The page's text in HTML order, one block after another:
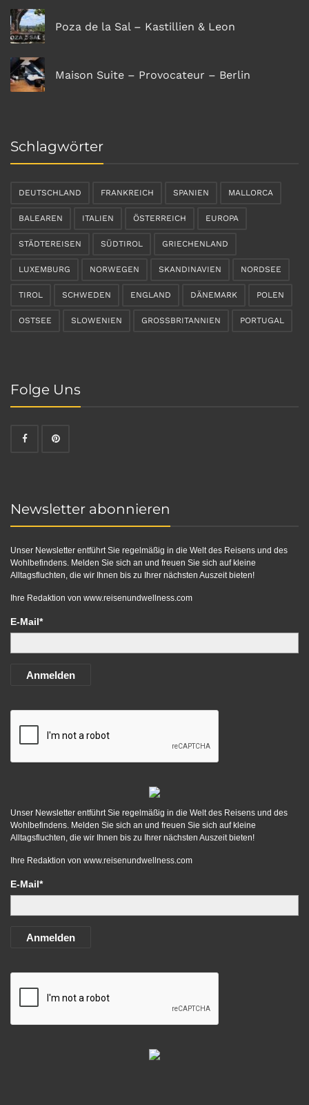
Poza de la Sal – Kastillien & Leon
Maison Suite – Provocateur – Berlin
Schlagwörter
DEUTSCHLAND FRANKREICH SPANIEN MALLORCA
BALEAREN ITALIEN ÖSTERREICH EUROPA
STÄDTEREISEN SÜDTIROL GRIECHENLAND
LUXEMBURG NORWEGEN SKANDINAVIEN NORDSEE
TIROL SCHWEDEN ENGLAND DÄNEMARK POLEN
OSTSEE SLOWENIEN GROSSBRITANNIEN PORTUGAL
Folge Uns
Newsletter abonnieren
Unser Newsletter entführt Sie regelmäßig in die Welt des Reisens und des
Wohlbefindens. Melden Sie sich an und freuen Sie sich auf kleine
Alltagsfluchten, die wir Ihnen bis zu Ihrer nächsten Auszeit bieten!
Ihre Redaktion von www.reisenundwellness.com
E-Mail*
Anmelden
Unser Newsletter entführt Sie regelmäßig in die Welt des Reisens und des
Wohlbefindens. Melden Sie sich an und freuen Sie sich auf kleine
Alltagsfluchten, die wir Ihnen bis zu Ihrer nächsten Auszeit bieten!
Ihre Redaktion von www.reisenundwellness.com
E-Mail*
Anmelden